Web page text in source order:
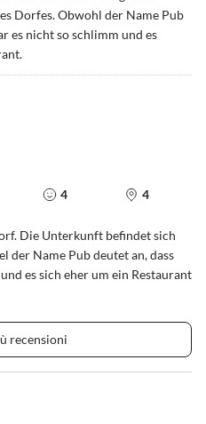
Dorfes. Obwohl der Name Pub
es nicht so schlimm und es
4 4
Die Unterkunft befindet sich
der Name Pub deutet an, dass
es sich eher um ein Restaurant
recensioni